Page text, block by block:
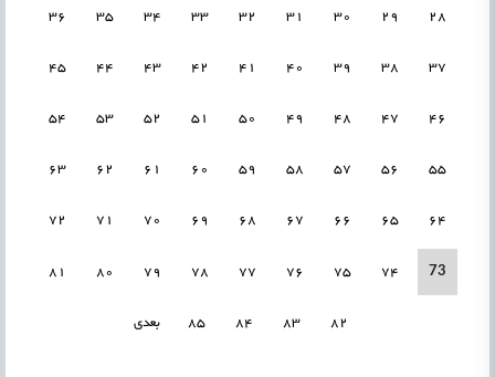
28
29
30
31
32
33
34
35
36
37
38
39
40
41
42
43
44
45
46
47
48
49
50
51
52
53
54
55
56
57
58
59
60
61
62
63
64
65
66
67
68
69
70
71
72
73
74
75
76
77
78
79
80
81
82
83
84
85 بعدی